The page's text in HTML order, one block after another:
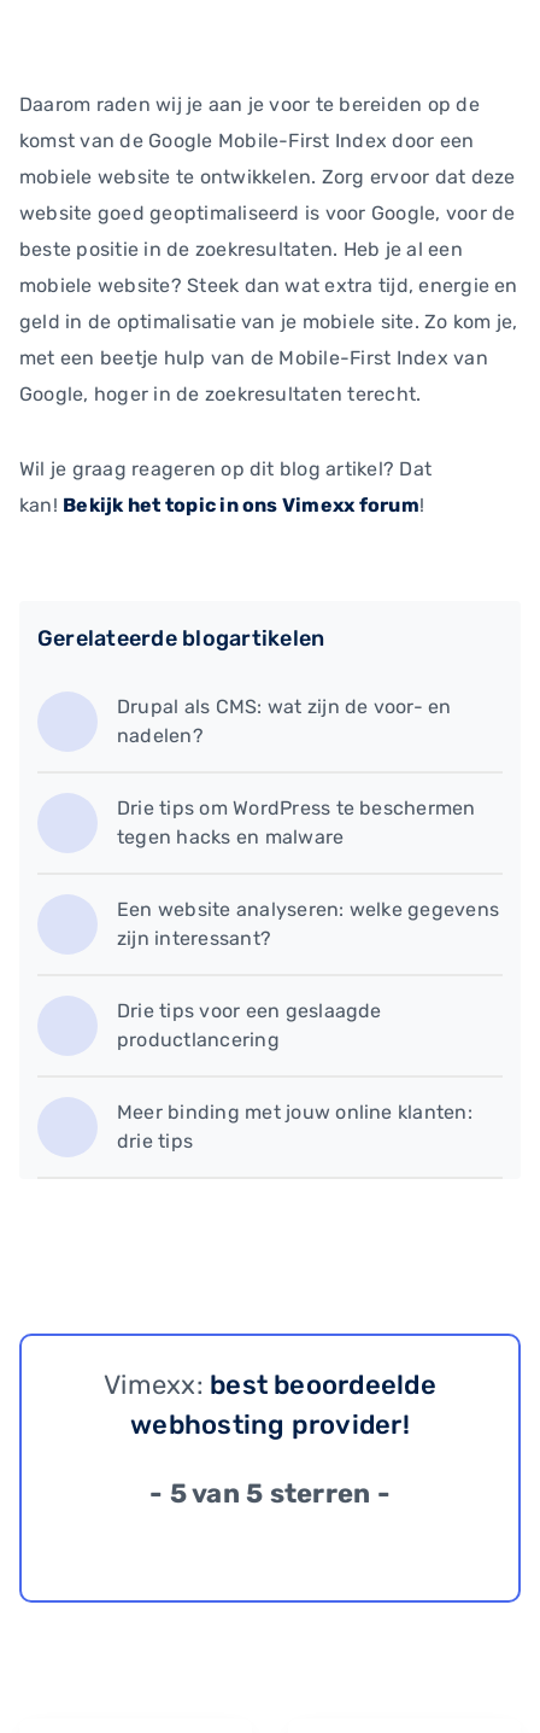
Daarom raden wij je aan je voor te bereiden op de
komst van de Google Mobile-First Index door een
mobiele website te ontwikkelen. Zorg ervoor dat deze
website goed geoptimaliseerd is voor Google, voor de
beste positie in de zoekresultaten. Heb je al een
mobiele website? Steek dan wat extra tijd, energie en
geld in de optimalisatie van je mobiele site. Zo kom je,
met een beetje hulp van de Mobile-First Index van
Google, hoger in de zoekresultaten terecht.
Wil je graag reageren op dit blog artikel? Dat
kan! Bekijk het topic in ons Vimexx forum!
Gerelateerde blogartikelen
Drupal als CMS: wat zijn de voor- en
nadelen?
Drie tips om WordPress te beschermen
tegen hacks en malware
Een website analyseren: welke gegevens
zijn interessant?
Drie tips voor een geslaagde
productlancering
Meer binding met jouw online klanten:
drie tips
Vimexx: best beoordeelde
webhosting provider!
- 5 van 5 sterren -